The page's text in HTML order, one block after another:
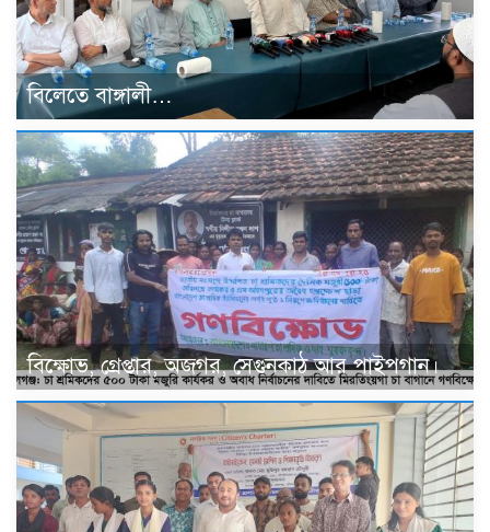
বিলেতে বাঙ্গালী…
বিক্ষোভ, গ্রেপ্তার, অজগর, সেগুনকাঠ আর পাইপগান।